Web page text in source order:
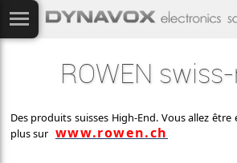
ROWEN
Des produits suisses High-End. Vous allez être
plus sur www.rowen.ch